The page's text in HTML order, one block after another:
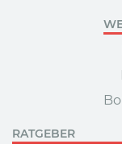
RATGEBER